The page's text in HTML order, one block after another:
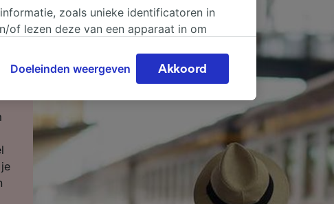
zoals unieke identificatoren in
of lezen deze van een apparaat in om
Daaronder valt ook je recht om
dat er voor de verwerking een beroep
met onze privacyverklaring. Deze
doorgegeven en hebben geen invloed
worden niet gebruikt voor tracking als
volgen.
voor de volgende doeleinden:
Doeleinden weergeven Akkoord